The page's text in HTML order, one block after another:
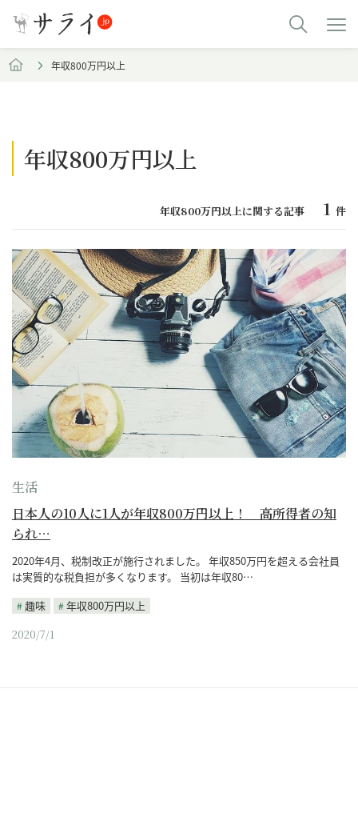
年収800万円以上
年収800万円以上
年収800万円以上に関する記事 1 件
生活
日本人の10人に1人が年収800万円以上！ 高所得者の知
られ…
2020年4月、税制改正が施行されました。 年収850万円を超える会社員
は実質的な税負担が多くなります。 当初は年収80…
趣味
年収800万円以上
2020/7/1